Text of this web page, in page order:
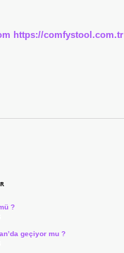
https://comfystool.com.tr
?
geçiyor mu ?